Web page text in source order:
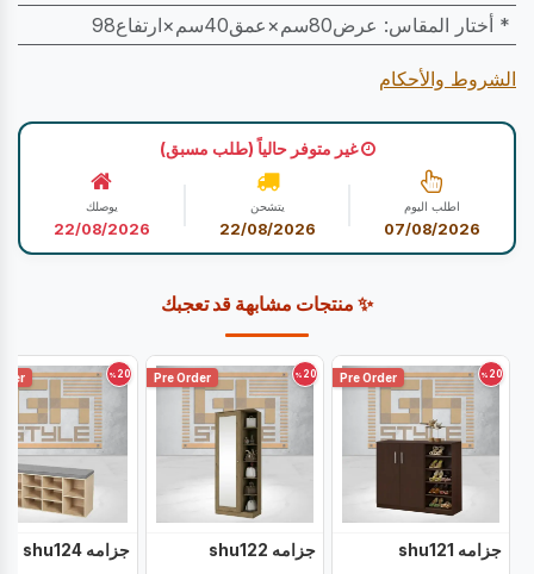
* أختار المقاس: عرض80سم×عمق40سم×ارتفاع98
الشروط والأحكام
غير متوفر حالياً (طلب مسبق)
اطلب اليوم
07/08/2026
يتشحن
22/08/2026
يوصلك
22/08/2026
✨ منتجات مشابهة قد تعجبك
20
%
Pre Order
جزامه shu121
20
%
Pre Order
جزامه shu122
20
%
جزامه shu124